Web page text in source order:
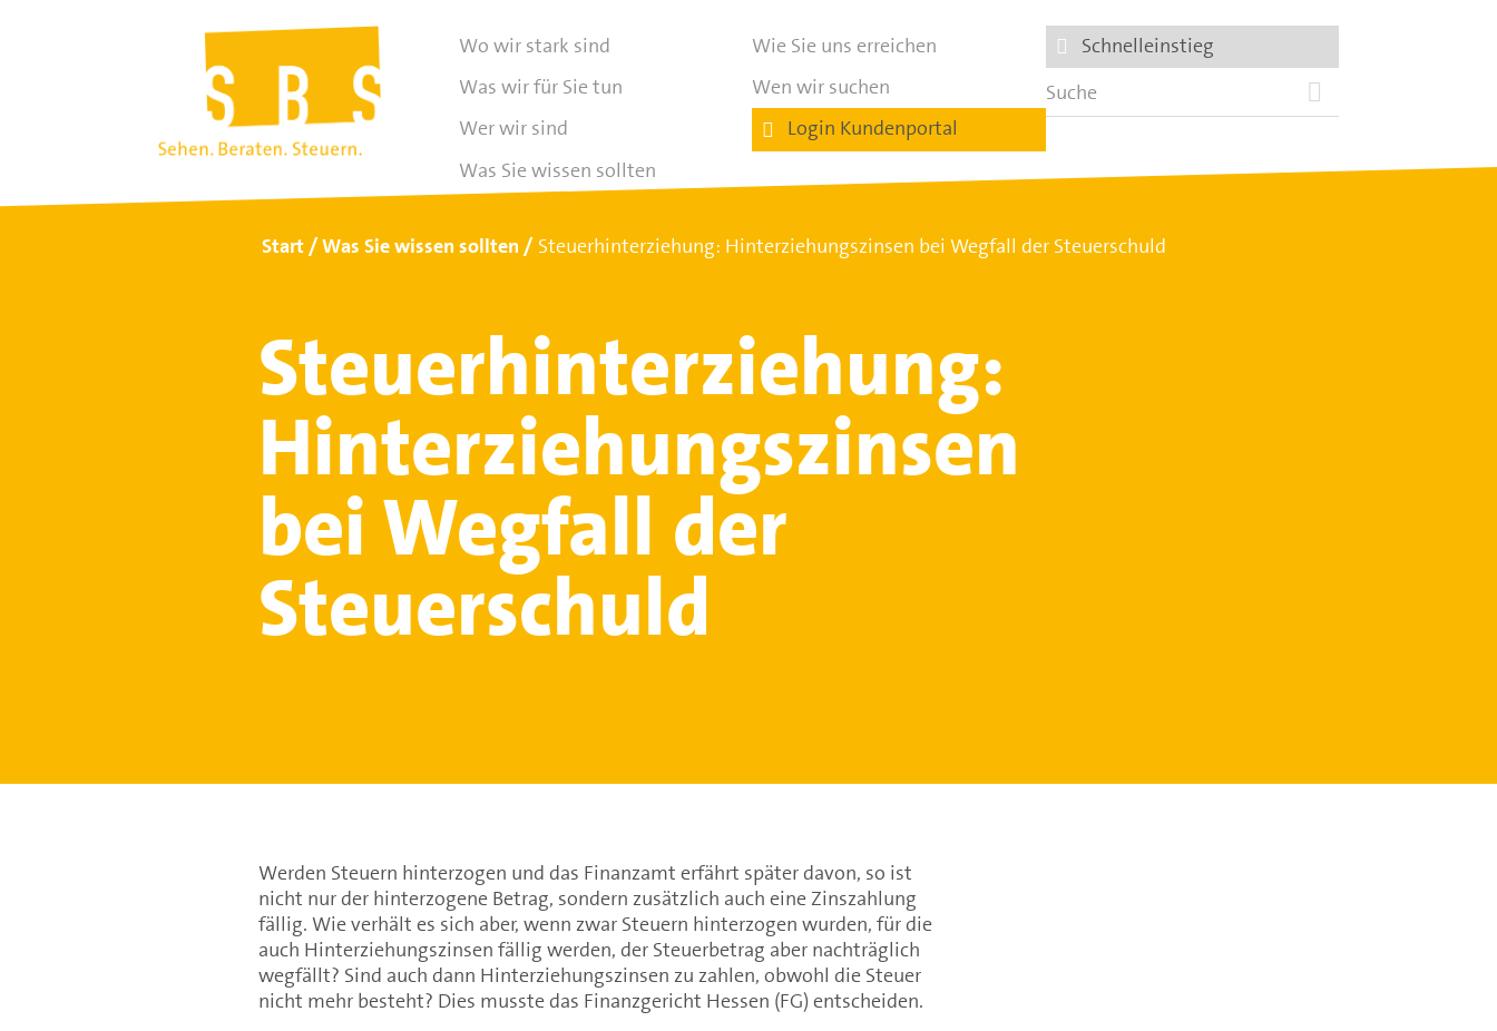
Wo wir stark sind
Was wir für Sie tun
Wer wir sind
Was Sie wissen sollten
Wie Sie uns erreichen
Wen wir suchen
Login Kundenportal
Schnelleinstieg
Start Was Sie wissen sollten Steuerhinterziehung: Hinterziehungszinsen bei Wegfall der Steuerschuld
Steuerhinterziehung:
Hinterziehungszinsen
bei Wegfall der
Steuerschuld
Werden Steuern hinterzogen und das Finanzamt erfährt später davon, so ist
nicht nur der hinterzogene Betrag, sondern zusätzlich auch eine Zinszahlung
fällig. Wie verhält es sich aber, wenn zwar Steuern hinterzogen wurden, für die
auch Hinterziehungszinsen fällig werden, der Steuerbetrag aber nachträglich
wegfällt? Sind auch dann Hinterziehungszinsen zu zahlen, obwohl die Steuer
nicht mehr besteht? Dies musste das Finanzgericht Hessen (FG) entscheiden.